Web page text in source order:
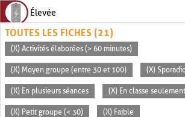
Élevée
TOUTES LES FICHES (21)
(X) Activités élaborées (> 60 minutes)
(X) Moyen groupe (entre 30 et 100) (X)
(X) En plusieurs séances (X) En classe seulement
(X) Petit groupe (< 30) (X) Faible